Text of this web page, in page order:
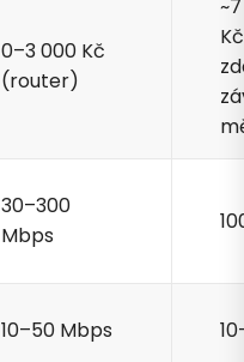
0–3 000 Kč
(router)
30–300
Mbps
10–50 Mbps